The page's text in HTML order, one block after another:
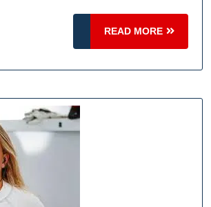
READ MORE
READ
MORE